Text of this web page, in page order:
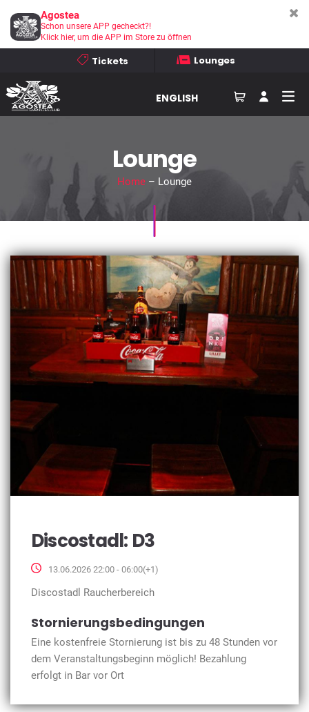
Tickets Lounges
ENGLISH
Lounge
Home– Lounge
Discostadl: D3
13.06.2026 22:00 - 06:00(+1)
Discostadl Raucherbereich
Stornierungsbedingungen
Eine kostenfreie Stornierung ist bis zu 48 Stunden vor
dem Veranstaltungsbeginn möglich! Bezahlung
erfolgt in Bar vor Ort
Agostea
Schon unsere APP gecheckt?!
Klick hier, um die APP im Store zu öffnen